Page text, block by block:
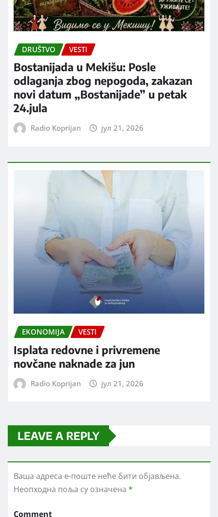
DRUŠTVO VESTI
Bostanijada u Mekišu: Posle
odlaganja zbog nepogoda, zakazan
novi datum „Bostanijade” u petak
24.jula
Radio Koprijan јул 21, 2026
EKONOMIJA VESTI
Isplata redovne i privremene
novčane naknade za jun
Radio Koprijan јул 21, 2026
LEAVE A REPLY
Ваша адреса е-поште неће бити објављена.
Неопходна поља су означена *
Comment